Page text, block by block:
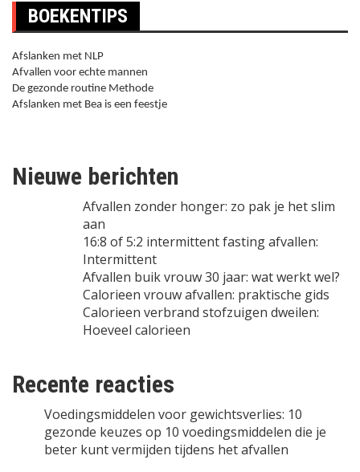
BOEKENTIPS
Afslanken met NLP
Afvallen voor echte mannen
De gezonde routine Methode
Afslanken met Bea is een feestje
Nieuwe berichten
Afvallen zonder honger: zo pak je het slim
aan
16:8 of 5:2 intermittent fasting afvallen:
Intermittent
Afvallen buik vrouw 30 jaar: wat werkt wel?
Calorieen vrouw afvallen: praktische gids
Calorieen verbrand stofzuigen dweilen:
Hoeveel calorieen
Recente reacties
Voedingsmiddelen voor gewichtsverlies: 10
gezonde keuzes op 10 voedingsmiddelen die je
beter kunt vermijden tijdens het afvallen